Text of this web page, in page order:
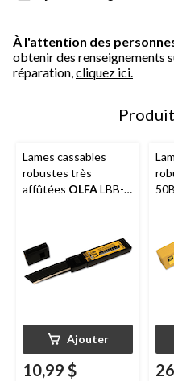
À l'attention des
obtenir des renseignements
réparation,cliquez ici.
Lames cassables
robustes très
affûtées OLFALBB-
Ajouter
10,99 $